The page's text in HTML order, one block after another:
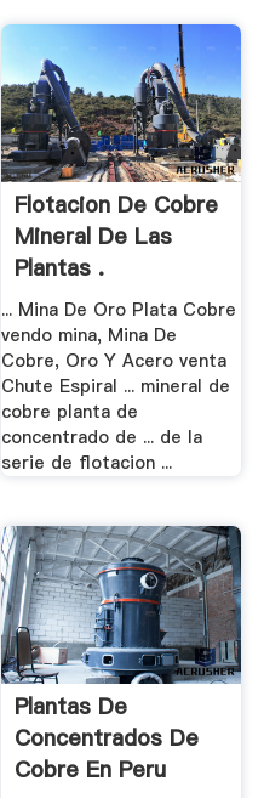
Flotacion De Cobre
Mineral De Las
Plantas .
... Mina De Oro Plata Cobre
vendo mina, Mina De
Cobre, Oro Y Acero venta
Chute Espiral ... mineral de
cobre planta de
concentrado de ... de la
serie de flotacion ...
Plantas De
Concentrados De
Cobre En Peru